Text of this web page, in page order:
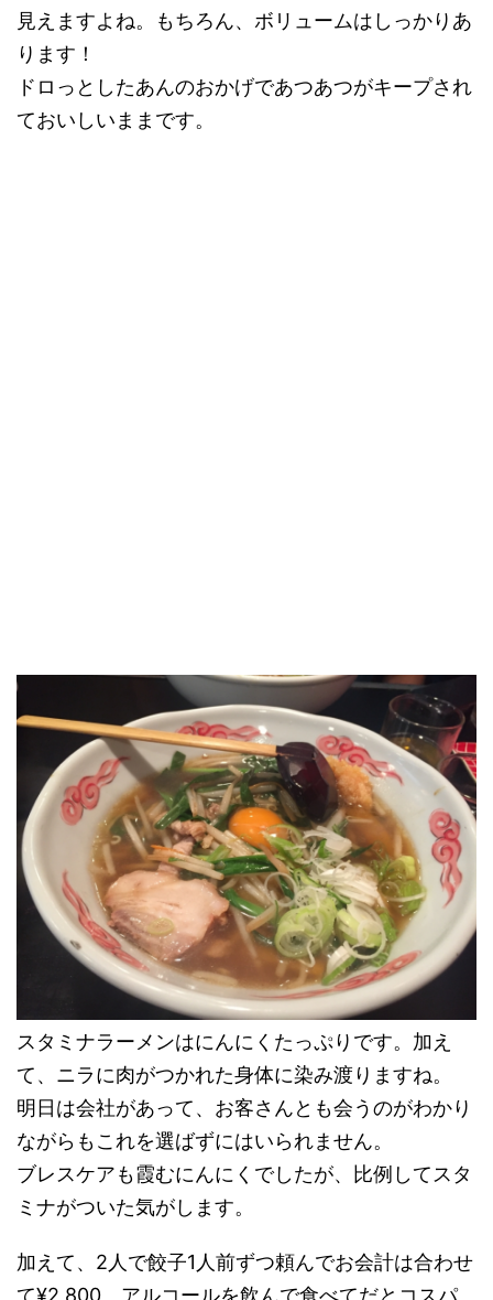
見えますよね。もちろん、ボリュームはしっかりあ
ります！
ドロっとしたあんのおかげであつあつがキープされ
ておいしいままです。
スタミナラーメンはにんにくたっぷりです。加え
て、ニラに肉がつかれた身体に染み渡りますね。
明日は会社があって、お客さんとも会うのがわかり
ながらもこれを選ばずにはいられません。
ブレスケアも霞むにんにくでしたが、比例してスタ
ミナがついた気がします。
加えて、2人で餃子1人前ずつ頼んでお会計は合わせ
て¥2,800、アルコールを飲んで食べてだとコスパ